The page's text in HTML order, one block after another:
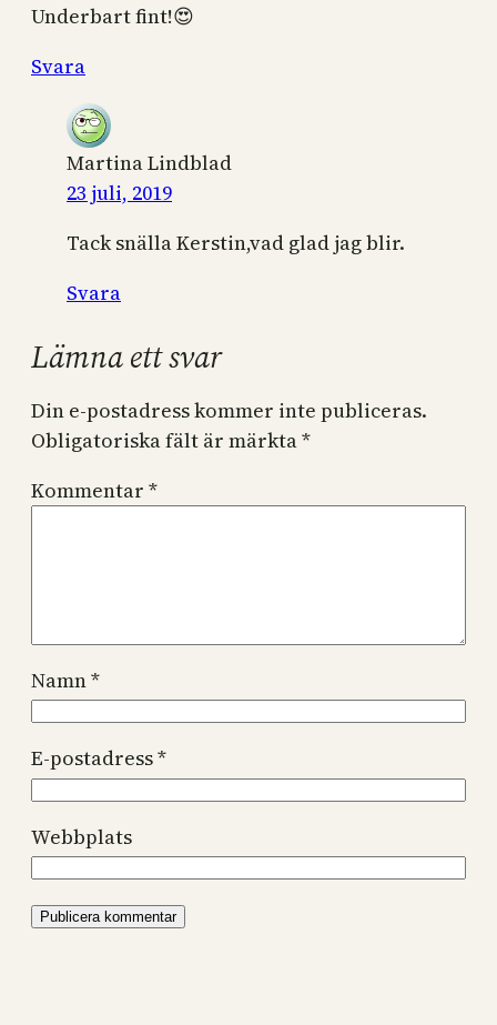
Underbart fint!😍
Svara
Martina Lindblad
23 juli, 2019
Tack snälla Kerstin,vad glad jag blir.
Svara
Lämna ett svar
Din e-postadress kommer inte publiceras.
Obligatoriska fält är märkta*
Kommentar *
Namn*
E-postadress*
Webbplats